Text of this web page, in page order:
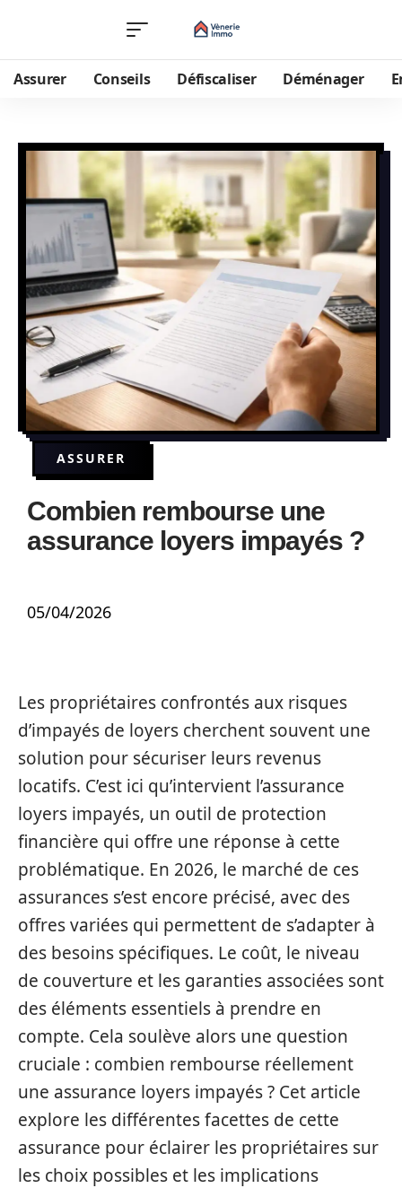
Assurer Conseils Défiscaliser Déménager
ASSURER
Combien rembourse une
assurance loyers impayés ?
05/04/2026
Les propriétaires confrontés aux risques
d’impayés de loyers cherchent souvent une
solution pour sécuriser leurs revenus
locatifs. C’est ici qu’intervient l’assurance
loyers impayés, un outil de protection
financière qui offre une réponse à cette
problématique. En 2026, le marché de ces
assurances s’est encore précisé, avec des
offres variées qui permettent de s’adapter à
des besoins spécifiques. Le coût, le niveau
de couverture et les garanties associées sont
des éléments essentiels à prendre en
compte. Cela soulève alors une question
cruciale : combien rembourse réellement
une assurance loyers impayés ? Cet article
explore les différentes facettes de cette
assurance pour éclairer les propriétaires sur
les choix possibles et les implications